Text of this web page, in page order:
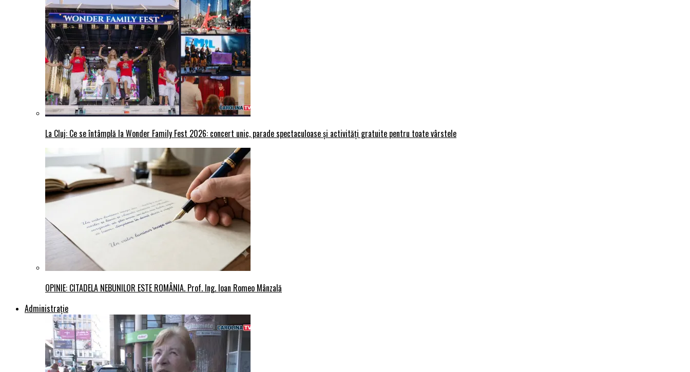
La Cluj: Ce se întâmplă la Wonder Family Fest 2026: concert unic, parade spectaculoase și activități gratuite pentru toate vârstele
OPINIE: CITADELA NEBUNILOR ESTE ROMÂNIA. Prof. Ing. Ioan Romeo Mânzală
Administraţie